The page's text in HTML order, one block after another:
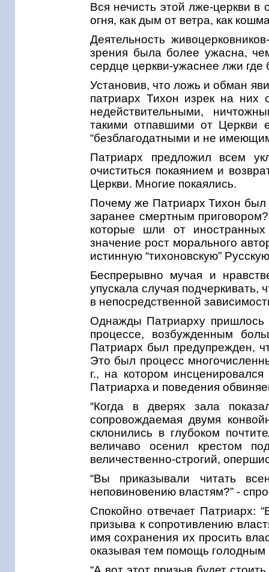
Вся нечисть этой лже-церкви в
огня, как дым от ветра, как
Деятельность
зрения была более ужасна,
сердце церкви-ужаснее лжи
Установив, что ложь и обман
патриарх Тихон изрек на них
недействительными,
такими отпавшими от Церкви
“безблагодатными и не
Патриарх предложил всем
очиститься покаянием и
Церкви. Многие покаялись.
Почему же Патриарх Тихон
заранее смертным
которые шли от
значение рост морального
истинную “тихоновскую”
Беспрерывно мучая и
упускала случая
в непосредственной
Однажды Патриарху пришлось
процессе, возбужденным
Патриарх был предупрежден,
Это был процесс
г., на котором
Патриарха и поведения
“Когда в дверях зала
сопровождаемая двумя
склонились в глубоком
величаво осенил крестом
величественно-строгий,
“Вы приказывали читать
неповиновению властям?” -
Спокойно отвечает Патриарх:
призыва к сопротивлению
имя сохранения их просить
оказывая тем помощь голодным